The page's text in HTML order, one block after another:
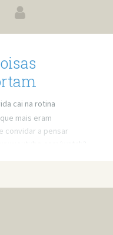
cai na rotina
mais eram
convidar a pensar